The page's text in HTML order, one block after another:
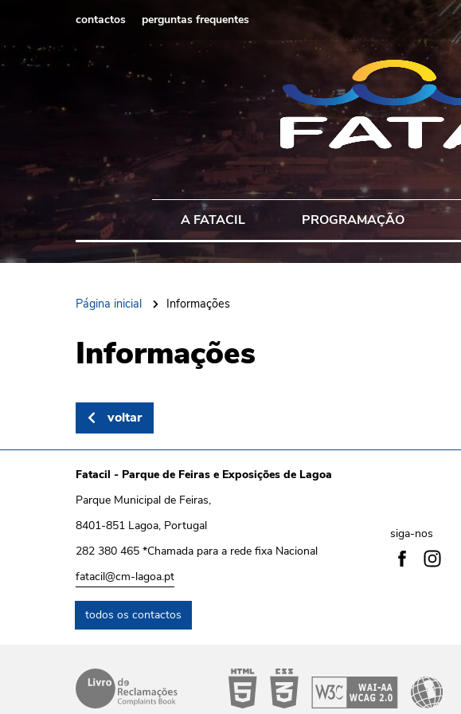
contactos perguntas frequentes
A FATACIL PROGRAMAÇÃO
Página inicial Informações
Informações
voltar
Fatacil - Parque de Feiras e Exposições de Lagoa
Parque Municipal de Feiras,
8401-851 Lagoa, Portugal
282 380 465 *Chamada para a rede fixa Nacional
fatacil@cm-lagoa.pt
todos os contactos
siga-nos